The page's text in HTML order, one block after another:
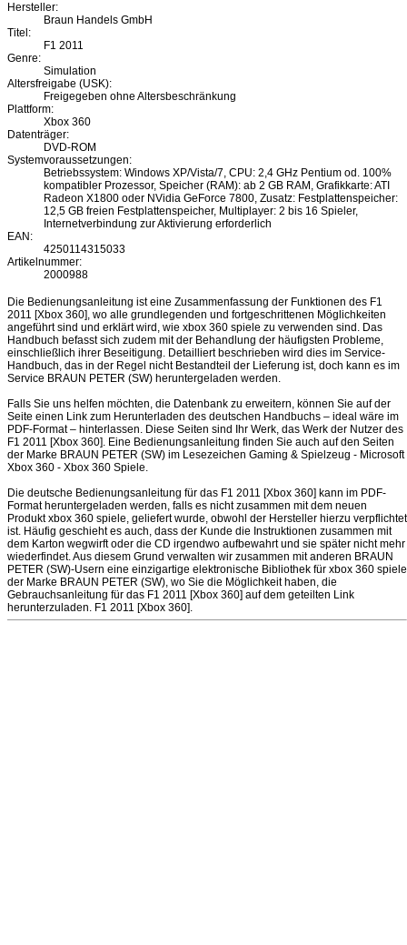
Hersteller:
Braun Handels GmbH
Titel:
F1 2011
Genre:
Simulation
Altersfreigabe (USK):
Freigegeben ohne Altersbeschränkung
Plattform:
Xbox 360
Datenträger:
DVD-ROM
Systemvoraussetzungen:
Betriebssystem: Windows XP/Vista/7, CPU: 2,4 GHz Pentium od. 100%
kompatibler Prozessor, Speicher (RAM): ab 2 GB RAM, Grafikkarte: ATI
Radeon X1800 oder NVidia GeForce 7800, Zusatz: Festplattenspeicher:
12,5 GB freien Festplattenspeicher, Multiplayer: 2 bis 16 Spieler,
Internetverbindung zur Aktivierung erforderlich
EAN:
4250114315033
Artikelnummer:
2000988
Die Bedienungsanleitung ist eine Zusammenfassung der Funktionen des F1
2011 [Xbox 360], wo alle grundlegenden und fortgeschrittenen Möglichkeiten
angeführt sind und erklärt wird, wie xbox 360 spiele zu verwenden sind. Das
Handbuch befasst sich zudem mit der Behandlung der häufigsten Probleme,
einschließlich ihrer Beseitigung. Detailliert beschrieben wird dies im Service-
Handbuch, das in der Regel nicht Bestandteil der Lieferung ist, doch kann es im
Service BRAUN PETER (SW) heruntergeladen werden.
Falls Sie uns helfen möchten, die Datenbank zu erweitern, können Sie auf der
Seite einen Link zum Herunterladen des deutschen Handbuchs – ideal wäre im
PDF-Format – hinterlassen. Diese Seiten sind Ihr Werk, das Werk der Nutzer des
F1 2011 [Xbox 360]. Eine Bedienungsanleitung finden Sie auch auf den Seiten
der Marke BRAUN PETER (SW) im Lesezeichen Gaming & Spielzeug - Microsoft
Xbox 360 - Xbox 360 Spiele.
Die deutsche Bedienungsanleitung für das F1 2011 [Xbox 360] kann im PDF-
Format heruntergeladen werden, falls es nicht zusammen mit dem neuen
Produkt xbox 360 spiele, geliefert wurde, obwohl der Hersteller hierzu verpflichtet
ist. Häufig geschieht es auch, dass der Kunde die Instruktionen zusammen mit
dem Karton wegwirft oder die CD irgendwo aufbewahrt und sie später nicht mehr
wiederfindet. Aus diesem Grund verwalten wir zusammen mit anderen BRAUN
PETER (SW)-Usern eine einzigartige elektronische Bibliothek für xbox 360 spiele
der Marke BRAUN PETER (SW), wo Sie die Möglichkeit haben, die
Gebrauchsanleitung für das F1 2011 [Xbox 360] auf dem geteilten Link
herunterzuladen. F1 2011 [Xbox 360].